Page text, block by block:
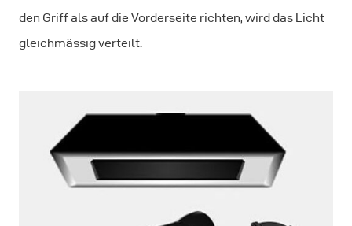
den Griff als auf die Vorderseite richten, wird das Licht
gleichmässig verteilt.